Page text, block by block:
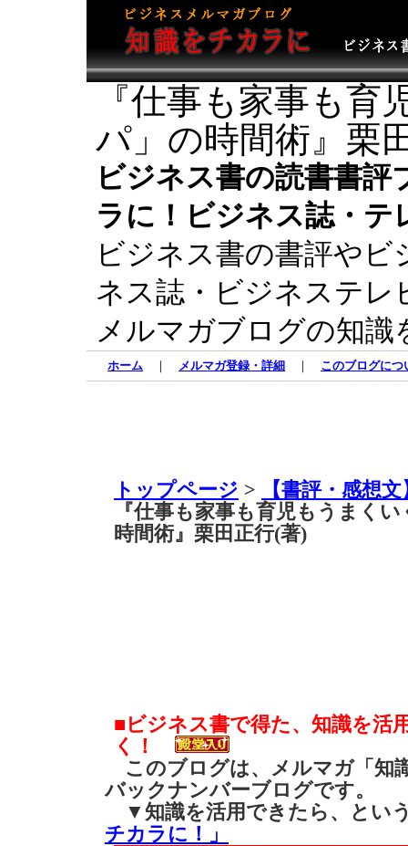
『仕事も家事も
パ」の時間術』栗
ビジネス書の読書書
ラに！ビジネス誌・テ
ビジネス書の書評や
ネス誌・ビジネステ
メルマガブログの知識
ホーム ｜ メルマガ登録・詳細 ｜ このブログにつ
トップページ >
【書評・感想
『仕事も家事も育児もうまく
時間術』栗田正行(著)
■ビジネス書で得た、知識を活
く！
このブログは、メルマガ「知
バックナンバーブログです。
▼知識を活用できたら、と
チカラに！」